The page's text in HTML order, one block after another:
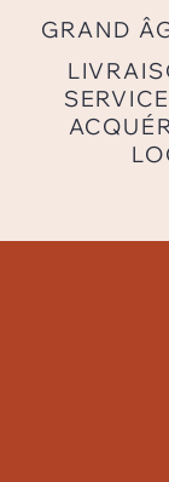
GRAND